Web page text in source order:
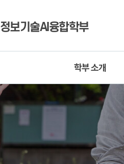
정보기술AI융합학부
학부 소개
정보기술AI융합학부 소개
정보기술AI융합학부 연혁